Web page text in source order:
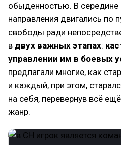
обыденностью. В середине
направления двигались по
свободы ради
в двух важных этапах:
управлении им в боевых
предлагали многие, как
и каждый, при этом,
на себя, перевернув всё
жанр.